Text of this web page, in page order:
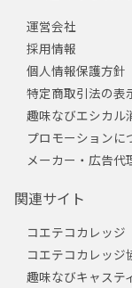
運営会社
採用情報
個人情報保護方針
特定商取引法の表
趣味なびエシカル
プロモーションに
メーカー・広告代
関連サイト
コエテコカレッジ
コエテコカレッジ
趣味なびキャステ